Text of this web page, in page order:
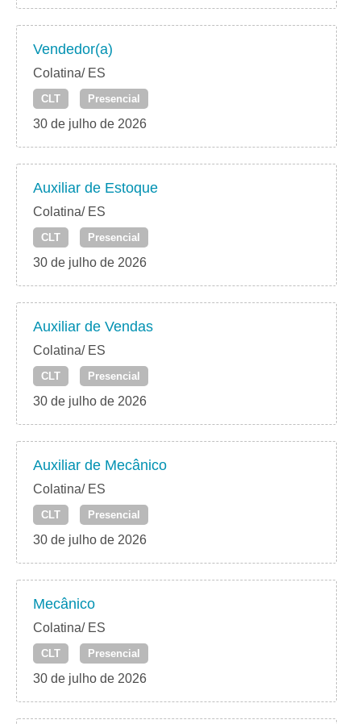
Vendedor(a)
Colatina/ ES
CLT Presencial
30 de julho de 2026
Auxiliar de Estoque
Colatina/ ES
CLT Presencial
30 de julho de 2026
Auxiliar de Vendas
Colatina/ ES
CLT Presencial
30 de julho de 2026
Auxiliar de Mecânico
Colatina/ ES
CLT Presencial
30 de julho de 2026
Mecânico
Colatina/ ES
CLT Presencial
30 de julho de 2026